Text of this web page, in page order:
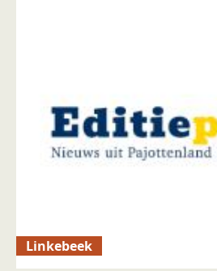
Linkebeek